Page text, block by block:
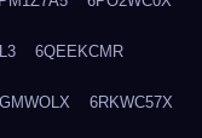
6QEEKCMR
6RKWC57X